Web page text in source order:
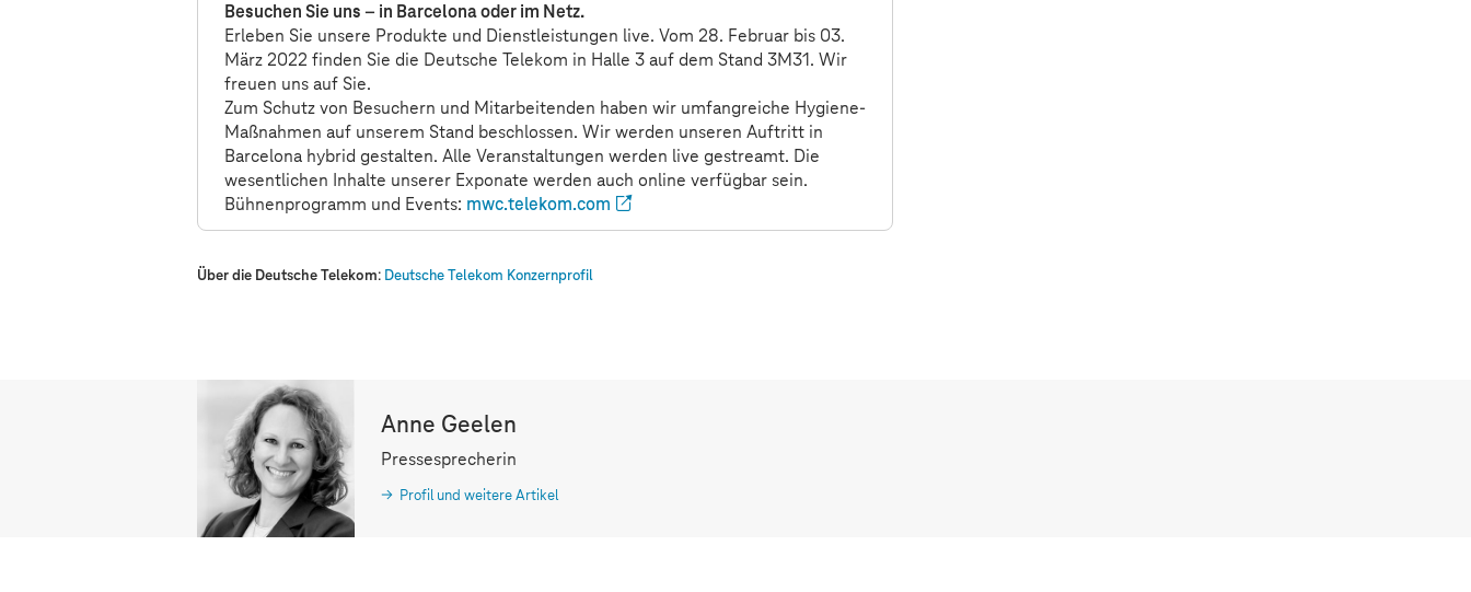
Besuchen Sie uns – in Barcelona oder im Netz.
Erleben Sie unsere Produkte und Dienstleistungen live. Vom 28. Februar bis 03.
März 2022 finden Sie die Deutsche Telekom in Halle 3 auf dem Stand 3M31. Wir
freuen uns auf Sie.
Zum Schutz von Besuchern und Mitarbeitenden haben wir umfangreiche Hygiene-
Maßnahmen auf unserem Stand beschlossen. Wir werden unseren Auftritt in
Barcelona hybrid gestalten. Alle Veranstaltungen werden live gestreamt. Die
wesentlichen Inhalte unserer Exponate werden auch online verfügbar sein.
Bühnenprogramm und Events: mwc.telekom.com
Über die Deutsche Telekom: Deutsche Telekom Konzernprofil
Anne Geelen
Pressesprecherin
Profil und weitere Artikel